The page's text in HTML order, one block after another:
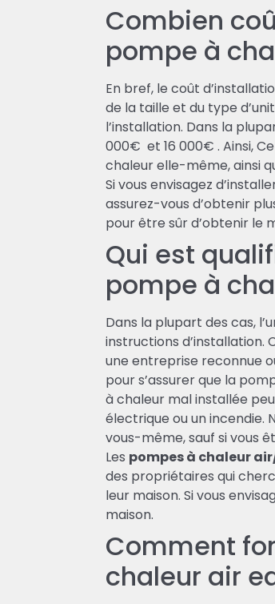
Combien
pompe à
En bref, le coût
de la taille et du type
l’installation. Dans la
000€ et 16 000€ . Ainsi,
chaleur elle-même, ainsi
Si vous envisagez
assurez-vous d’obtenir
pour être sûr d’obtenir le
Qui est
pompe à
Dans la plupart des cas,
instructions d’installation.
une entreprise reconnue
pour s’assurer que la
à chaleur mal installée
électrique ou un incendie.
vous-même, sauf si vous
Les pompes à chaleur
des propriétaires qui
leur maison. Si vous
maison.
Comment
chaleur air